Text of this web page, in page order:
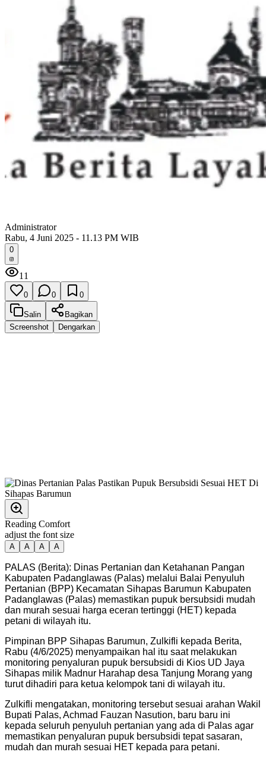
Administrator
Rabu, 4 Juni 2025 - 11.13 PM WIB
0
11
0 0 0
Salin
Bagikan
Screenshot
Dengarkan
Reading Comfort
adjust the font size
A A A A
PALAS (Berita): Dinas Pertanian dan Ketahanan Pangan
Kabupaten Padanglawas (Palas) melalui Balai Penyuluh
Pertanian (BPP) Kecamatan Sihapas Barumun Kabupaten
Padanglawas (Palas) memastikan pupuk bersubsidi mudah
dan murah sesuai harga eceran tertinggi (HET) kepada
petani di wilayah itu.
Pimpinan BPP Sihapas Barumun, Zulkifli kepada Berita,
Rabu (4/6/2025) menyampaikan hal itu saat melakukan
monitoring penyaluran pupuk bersubsidi di Kios UD Jaya
Sihapas milik Madnur Harahap desa Tanjung Morang yang
turut dihadiri para ketua kelompok tani di wilayah itu.
Zulkifli mengatakan, monitoring tersebut sesuai arahan Wakil
Bupati Palas, Achmad Fauzan Nasution, baru baru ini
kepada seluruh penyuluh pertanian yang ada di Palas agar
memastikan penyaluran pupuk bersubsidi tepat sasaran,
mudah dan murah sesuai HET kepada para petani.